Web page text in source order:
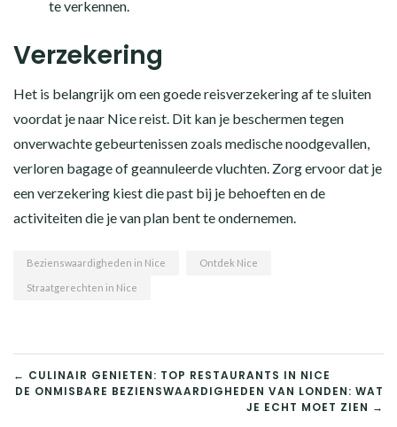
te verkennen.
Verzekering
Het is belangrijk om een goede reisverzekering af te sluiten
voordat je naar Nice reist. Dit kan je beschermen tegen
onverwachte gebeurtenissen zoals medische noodgevallen,
verloren bagage of geannuleerde vluchten. Zorg ervoor dat je
een verzekering kiest die past bij je behoeften en de
activiteiten die je van plan bent te ondernemen.
Bezienswaardigheden in Nice Ontdek Nice
Straatgerechten in Nice
BERICHT
NAVIGATIE
← CULINAIR GENIETEN: TOP RESTAURANTS IN NICE
DE ONMISBARE BEZIENSWAARDIGHEDEN VAN LONDEN: WAT
JE ECHT MOET ZIEN →